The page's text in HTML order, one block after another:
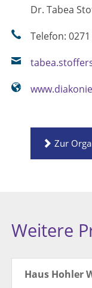
Dr. Tabea
Telefon:
Zur
Weitere
Haus Hohler